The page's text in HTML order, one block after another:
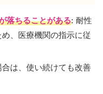
落ちることがある: 耐性
、医療機関の指示に従
は、使い続けても改善